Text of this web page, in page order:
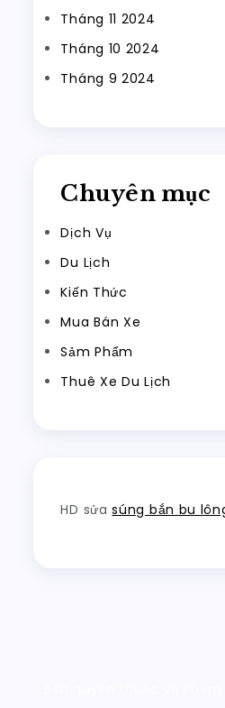
Tháng 11 2024
Tháng 10 2024
Tháng 9 2024
Chuyên mục
Dịch Vụ
Du Lịch
Kiến Thức
Mua Bán Xe
Sảm Phẩm
Thuê Xe Du Lịch
HD sửasúng bắn bu